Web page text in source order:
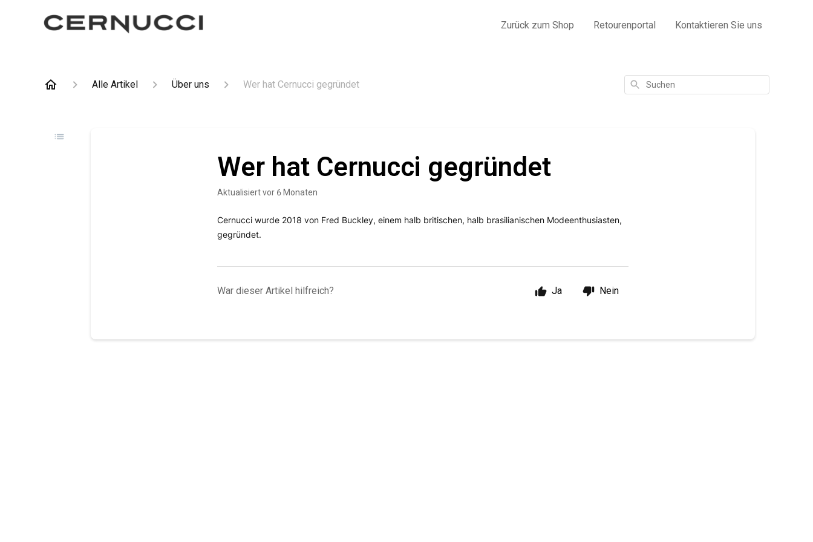
Zurück zum Shop Retourenportal Kontaktieren Sie uns
Alle Artikel Über uns Wer hat Cernucci gegründet Suchen
Wer hat Cernucci gegründet
Aktualisiertvor 6 Monaten
Cernucci wurde 2018 von Fred Buckley, einem halb britischen, halb brasilianischen Modeenthusiasten,
gegründet.
War dieser Artikel hilfreich? Ja Nein